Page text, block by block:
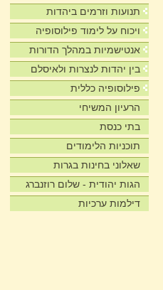
תנועות וזרמים ביהדות
ויכוח על לימוד פילוסופיה
אנטישמיות במהלך הדורות
בין יהדות לנצרות ולאיסלם
פילוסופיה כללית
הרעיון המשיחי
בתי כנסת
תוכניות הלימודים
שאלוני בחינות בגרות
הגות יהודית - שלום רוזנברג
דילמות ערכיות